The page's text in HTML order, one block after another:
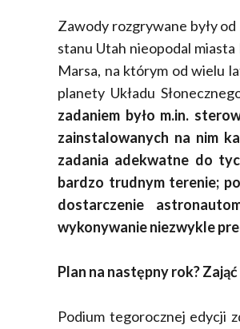
Zawody rozgrywane były
stanu Utah nieopodal
Marsa, na którym od wielu
planety Układu
zadaniem było m.in.
zainstalowanych na nim
zadania adekwatne do
bardzo trudnym terenie;
dostarczenie
wykonywanie niezwykle
Plan na następny rok?
Podium tegorocznej edycji